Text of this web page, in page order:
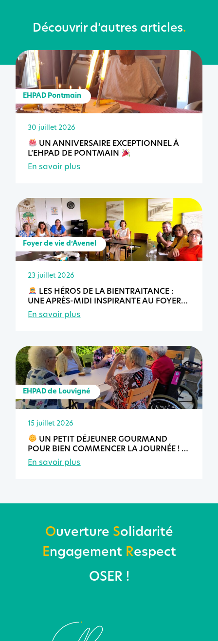
Découvrir d’autres articles.
EHPAD Pontmain
30 juillet 2026
UN ANNIVERSAIRE EXCEPTIONNEL À
L’EHPAD DE PONTMAIN
En savoir plus
Foyer de vie d’Avenel
23 juillet 2026
LES HÉROS DE LA BIENTRAITANCE :
UNE APRÈS-MIDI INSPIRANTE AU FOYER
DE VIE D’AVENEL
En savoir plus
EHPAD de Louvigné
15 juillet 2026
UN PETIT DÉJEUNER GOURMAND
POUR BIEN COMMENCER LA JOURNÉE !
En savoir plus
Ouverture Solidarité
Engagement Respect
OSER !